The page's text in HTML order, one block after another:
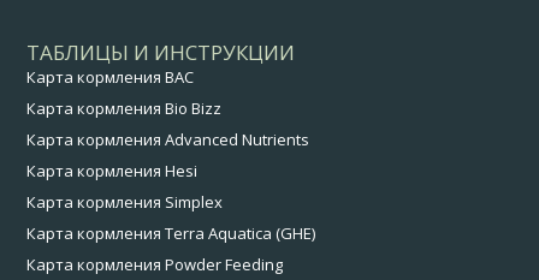
ТАБЛИЦЫ И ИНСТРУКЦИИ
Карта кормления BAC
Карта кормления Bio Bizz
Карта кормления Advanced Nutrients
Карта кормления Hesi
Карта кормления Simplex
Карта кормления Terra Aquatica (GHE)
Карта кормления Powder Feeding